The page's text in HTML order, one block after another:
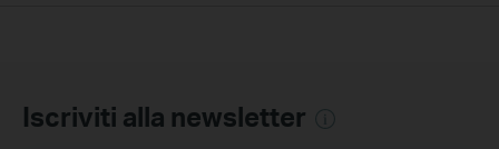
Iscriviti alla newsletter